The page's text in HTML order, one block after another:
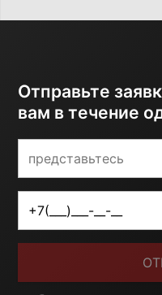
Отправьте
вам в течение